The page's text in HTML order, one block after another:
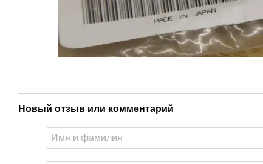
Новый отзыв или комментарий